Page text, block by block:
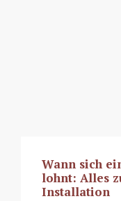
Wann sich
lohnt: Alles
Installation